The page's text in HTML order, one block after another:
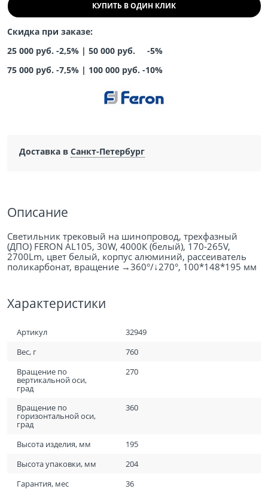
КУПИТЬ В ОДИН КЛИК
Скидка при заказе:
25 000 руб. -2,5% | 50 000 руб. -5%
75 000 руб. -7,5% | 100 000 руб. -10%
Доставка в Санкт-Петербург
Описание
Светильник трековый на шинопровод, трехфазный
(ДПО) FERON AL105, 30W, 4000К (белый), 170-265V,
2700Lm, цвет белый, корпус алюминий, рассеиватель
поликарбонат, вращение →360°/↓270°, 100*148*195 мм
Характеристики
Артикул
32949
Вес, г
760
Вращение по
вертикальной оси,
град
270
Вращение по
горизонтальной оси,
град
360
Высота изделия, мм
195
Высота упаковки, мм
204
Гарантия, мес
36